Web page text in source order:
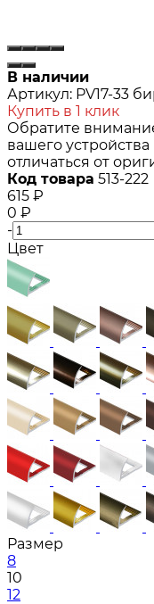
В наличии
Артикул: PV17-33
Купить в 1 клик
Обратите
вашего
отличаться от
Код товара 513-222
615 ₽
0 ₽
-
Цвет
Размер
8
10
12